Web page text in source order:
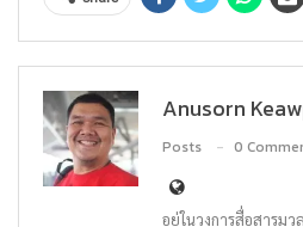
Anusorn
Posts
0
อยู่ในวงการสื่อสารม